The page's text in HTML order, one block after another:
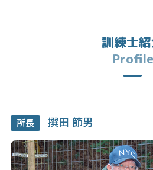
訓練士
Profile
所長 撰田 節男